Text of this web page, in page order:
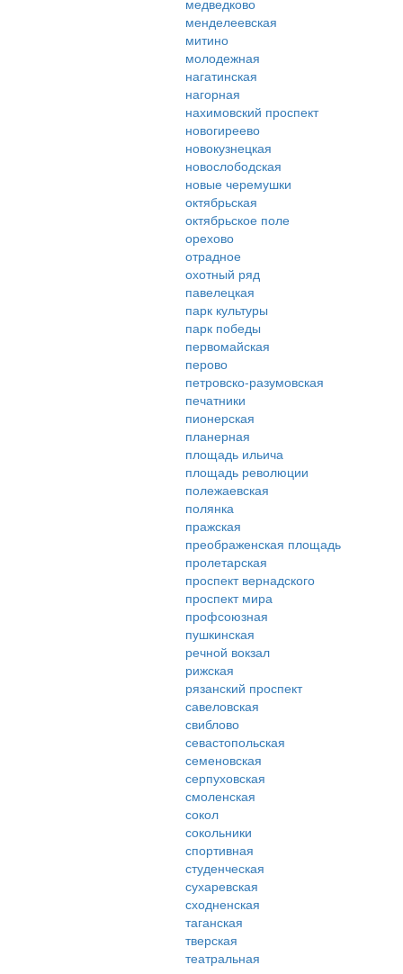
медведково
менделеевская
митино
молодежная
нагатинская
нагорная
нахимовский проспект
новогиреево
новокузнецкая
новослободская
новые черемушки
октябрьская
октябрьское поле
орехово
отрадное
охотный ряд
павелецкая
парк культуры
парк победы
первомайская
перово
петровско-разумовская
печатники
пионерская
планерная
площадь ильича
площадь революции
полежаевская
полянка
пражская
преображенская площадь
пролетарская
проспект вернадского
проспект мира
профсоюзная
пушкинская
речной вокзал
рижская
рязанский проспект
савеловская
свиблово
севастопольская
семеновская
серпуховская
смоленская
сокол
сокольники
спортивная
студенческая
сухаревская
сходненская
таганская
тверская
театральная